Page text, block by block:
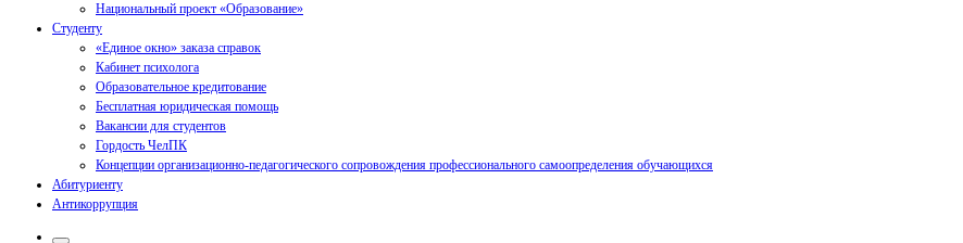
Национальный проект «Образование»
Студенту
«Единое окно» заказа справок
Кабинет психолога
Образовательное кредитование
Бесплатная юридическая помощь
Вакансии для студентов
Гордость ЧелПК
Концепции организационно-педагогического сопровождения профессионального самоопределения обучающихся
Абитуриенту
Антикоррупция